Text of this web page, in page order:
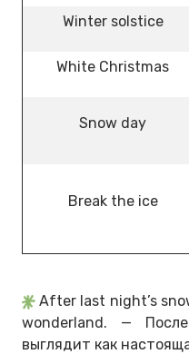
Winter solstice
White Christmas
Snow day
Break the ice
After last night’s
wonderland. —
выглядит как